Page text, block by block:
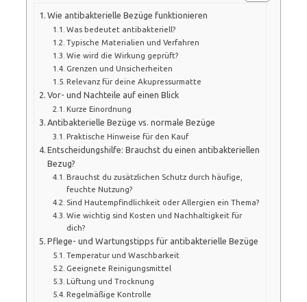
Wie antibakterielle Bezüge funktionieren
Was bedeutet antibakteriell?
Typische Materialien und Verfahren
Wie wird die Wirkung geprüft?
Grenzen und Unsicherheiten
Relevanz für deine Akupressurmatte
Vor- und Nachteile auf einen Blick
Kurze Einordnung
Antibakterielle Bezüge vs. normale Bezüge
Praktische Hinweise für den Kauf
Entscheidungshilfe: Brauchst du einen antibakteriellen
Bezug?
Brauchst du zusätzlichen Schutz durch häufige,
feuchte Nutzung?
Sind Hautempfindlichkeit oder Allergien ein Thema?
Wie wichtig sind Kosten und Nachhaltigkeit für
dich?
Pflege- und Wartungstipps für antibakterielle Bezüge
Temperatur und Waschbarkeit
Geeignete Reinigungsmittel
Lüftung und Trocknung
Regelmäßige Kontrolle